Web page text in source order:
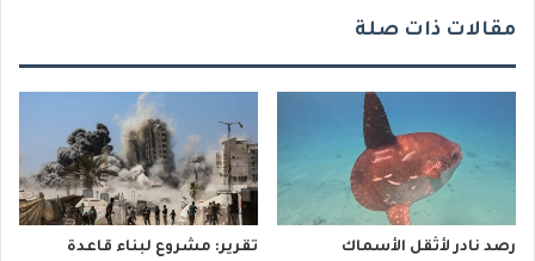
مقالات ذات صلة
رصد نادر لأثقل الأسماك
تقرير: مشروع لبناء قاعدة